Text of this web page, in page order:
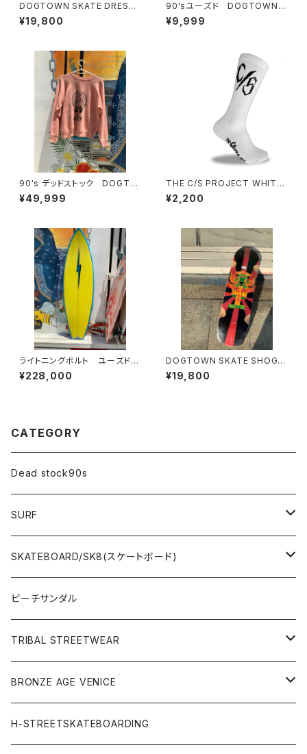
DOGTOWN SKATE DRESSE
N SKATE POP SIZE ドッグタ
ウン エリックドレッセン スコ
¥19,800
90'sユーズド DOGTOWN T
RIBAL
¥9,999
90's デッドストック DOGTO
WN
¥49,999
THE C/S PROJECT WHITE
C/S SOCKS
¥2,200
ライトニングボルト ユーズドサ
ーフボード ショートボード
¥228,000
DOGTOWN SKATE SHOGO
KUBO POOL Deck shogo k
ubo pool deck ドッグタウン
¥19,800
CATEGORY
Dead stock90s
SURF
WetSuits(ウェットスーツ )
Surf Board(サーフボード )
OTHERS(サーフ小物)
WEAR(サーフブランド衣類)
Rhythm(サーフアパレル)
SKATEBOARD/SK8(スケートボード)
CLOTHING(アパレル)
DECK(デッキ)
COMPLETE（完成品）
STREET
TRUCK(トラック)
ビーチサンダル
TRIBAL STREETWEAR
小物類
SALE
BRONZE AGE VENICE
made in JAPAN
H-STREETSKATEBOARDING